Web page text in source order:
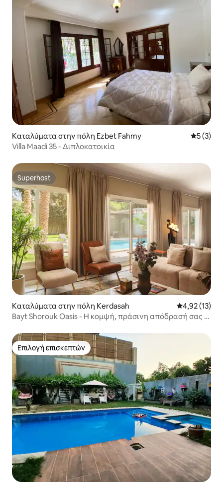
Καταλύματα στην πόλη Ezbet Fahmy Μέση
5 (3)
Villa Maadi 35 - Διπλοκατοικία
Superhost
Superhost
Καταλύματα στην πόλη Kerdasah Μέση
4,92 (13)
Bayt Shorouk Oasis - Η κομψή, πράσινη απόδρασή σας -
Επιλογή επισκεπτών
Επιλογή επισκεπτών